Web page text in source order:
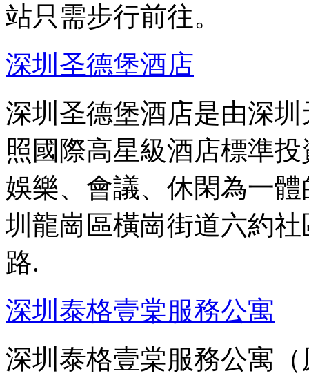
站只需步行前往。
深圳圣德堡酒店
深圳圣德堡酒店是由深
照國際高星級酒店標準
娛樂、會議、休閑為一
圳龍崗區橫崗街道六約
路.
深圳泰格壹棠服務公寓
深圳泰格壹棠服務公寓